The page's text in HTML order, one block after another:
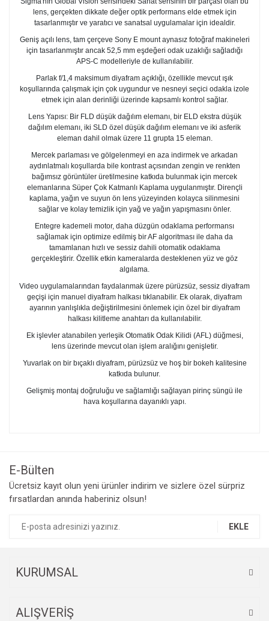
lens, gerçekten dikkate değer optik performans elde etmek için
tasarlanmıştır ve yaratıcı ve sanatsal uygulamalar için idealdir.
Geniş açılı lens, tam çerçeve Sony E mount aynasız fotoğraf makineleri
için tasarlanmıştır ancak 52,5 mm eşdeğeri odak uzaklığı sağladığı
APS-C modelleriyle de kullanılabilir.
Parlak f/1,4 maksimum diyafram açıklığı, özellikle mevcut ışık
koşullarında çalışmak için çok uygundur ve nesneyi seçici odakla izole
etmek için alan derinliği üzerinde kapsamlı kontrol sağlar.
Lens Yapısı: Bir FLD düşük dağılım elemanı, bir ELD ekstra düşük
dağılım elemanı, iki SLD özel düşük dağılım elemanı ve iki asferik
eleman dahil olmak üzere 11 grupta 15 eleman.
Mercek parlaması ve gölgelenmeyi en aza indirmek ve arkadan
aydınlatmalı koşullarda bile kontrast açısından zengin ve renkten
bağımsız görüntüler üretilmesine katkıda bulunmak için mercek
elemanlarına Süper Çok Katmanlı Kaplama uygulanmıştır. Dirençli
kaplama, yağın ve suyun ön lens yüzeyinden kolayca silinmesini
sağlar ve kolay temizlik için yağ ve yağın yapışmasını önler.
Entegre kademeli motor, daha düzgün odaklama performansı
sağlamak için optimize edilmiş bir AF algoritması ile daha da
tamamlanan hızlı ve sessiz dahili otomatik odaklama
gerçekleştirir. Özellik etkin kameralarda desteklenen yüz ve göz
algılama.
Video uygulamalarından faydalanmak üzere pürüzsüz, sessiz diyafram
geçişi için manuel diyafram halkası tıklanabilir. Ek olarak, diyafram
ayarının yanlışlıkla değiştirilmesini önlemek için özel bir diyafram
halkası kilitleme anahtarı da kullanılabilir.
Ek işlevler atanabilen yerleşik Otomatik Odak Kilidi (AFL) düğmesi,
lens üzerinde mevcut olan işlem aralığını genişletir.
Yuvarlak on bir bıçaklı diyafram, pürüzsüz ve hoş bir bokeh kalitesine
katkıda bulunur.
Gelişmiş montaj doğruluğu ve sağlamlığı sağlayan pirinç süngü ile
hava koşullarına dayanıklı yapı.
Ürün resmi kalitesiz, bozuk veya görüntülenemiyor.
Ürün açıklamasında eksik bilgiler bulunuyor.
E-Bülten
Ücretsiz kayıt olun yeni ürünler indirim ve sizlere özel sürpriz
fırsatlardan anında haberiniz olsun!
EKLE
KURUMSAL
ALIŞVERİŞ